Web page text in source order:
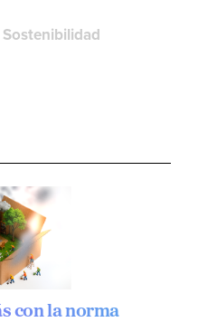
Sostenibilidad
con la norma